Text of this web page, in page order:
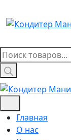
to
content
Поиск
товаров
Главная
О нас